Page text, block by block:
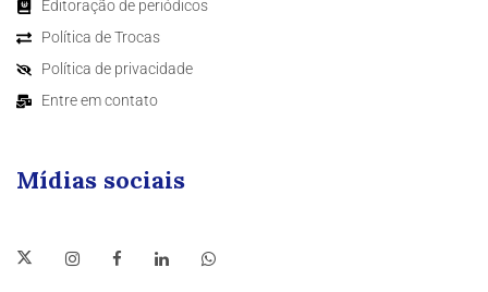
Editoração de periódicos
Política de Trocas
Política de privacidade
Entre em contato
Mídias sociais